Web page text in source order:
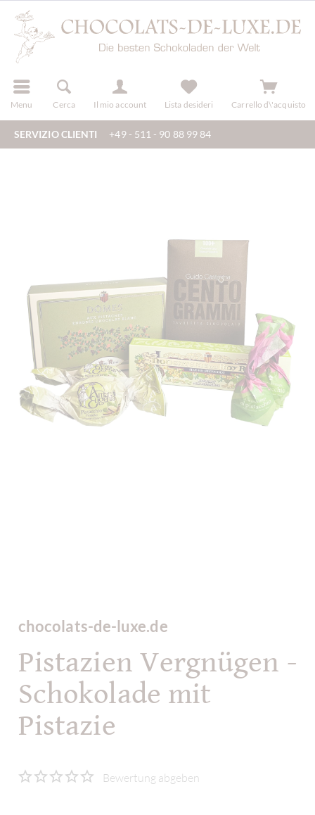
Menu Cerca Il mio account
registra Lista desideri Carrello d\'acquisto
SERVIZIO CLIENTI +49 - 511 - 90 88 99 84
chocolats-de-luxe.de
Pistazien Vergnügen -
Schokolade mit
Pistazie
Bewertung abgeben